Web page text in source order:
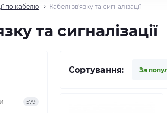
по кабелю Кабелі зв'язку та сигналізації
та сигналізації
579
Сортування: